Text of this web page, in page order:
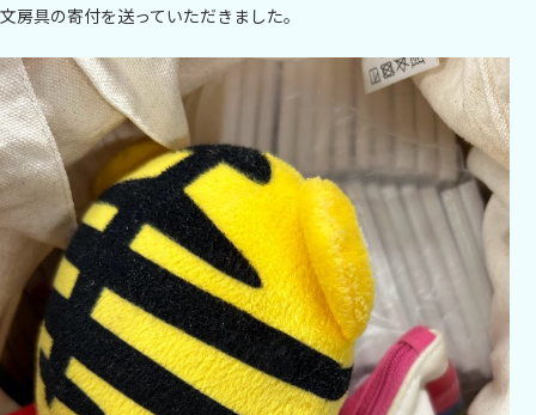
文房具の寄付を送っていただきました。